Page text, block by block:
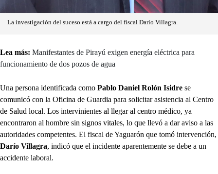
La investigación del suceso está a cargo del fiscal Darío Villagra.
Lea más: Manifestantes de Pirayú exigen energía eléctrica para
funcionamiento de dos pozos de agua
Una persona identificada como Pablo Daniel Rolón Isidre se
comunicó con la Oficina de Guardia para solicitar asistencia al Centro
de Salud local. Los intervinientes al llegar al centro médico, ya
encontraron al hombre sin signos vitales, lo que llevó a dar aviso a las
autoridades competentes. El fiscal de Yaguarón que tomó intervención,
Darío Villagra, indicó que el incidente aparentemente se debe a un
accidente laboral.